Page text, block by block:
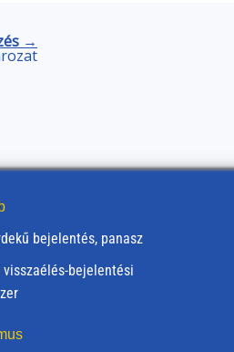
→
bejelentés, panasz
visszaélés-bejelentési